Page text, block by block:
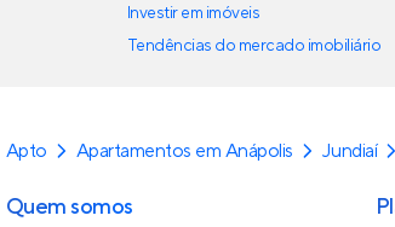
Investir em imóveis
Tendências do mercado imobiliário
Apto Apartamentos em Anápolis Jundiaí
Quem somos